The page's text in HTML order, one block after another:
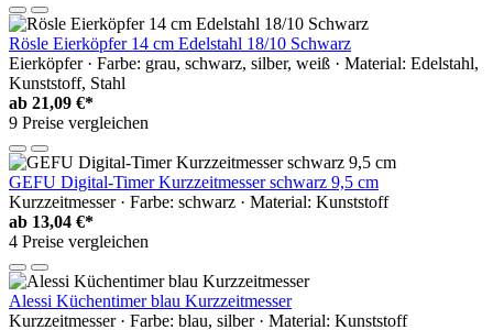
Rösle Eierköpfer 14 cm Edelstahl 18/10 Schwarz
Eierköpfer · Farbe: grau, schwarz, silber, weiß · Material: Edelstahl,
Kunststoff, Stahl
ab 21,09 €*
9 Preise vergleichen
GEFU Digital-Timer Kurzzeitmesser schwarz 9,5 cm
Kurzzeitmesser · Farbe: schwarz · Material: Kunststoff
ab 13,04 €*
4 Preise vergleichen
Alessi Küchentimer blau Kurzzeitmesser
Kurzzeitmesser · Farbe: blau, silber · Material: Kunststoff